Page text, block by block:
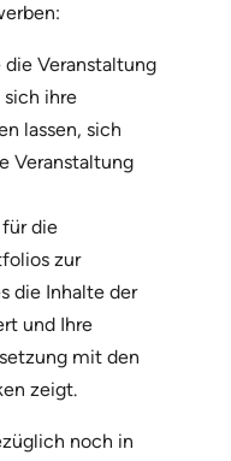
Veranstaltung
ihre
lassen, sich
Veranstaltung
die
zur
die Inhalte der
und Ihre
mit den
zeigt.
noch in